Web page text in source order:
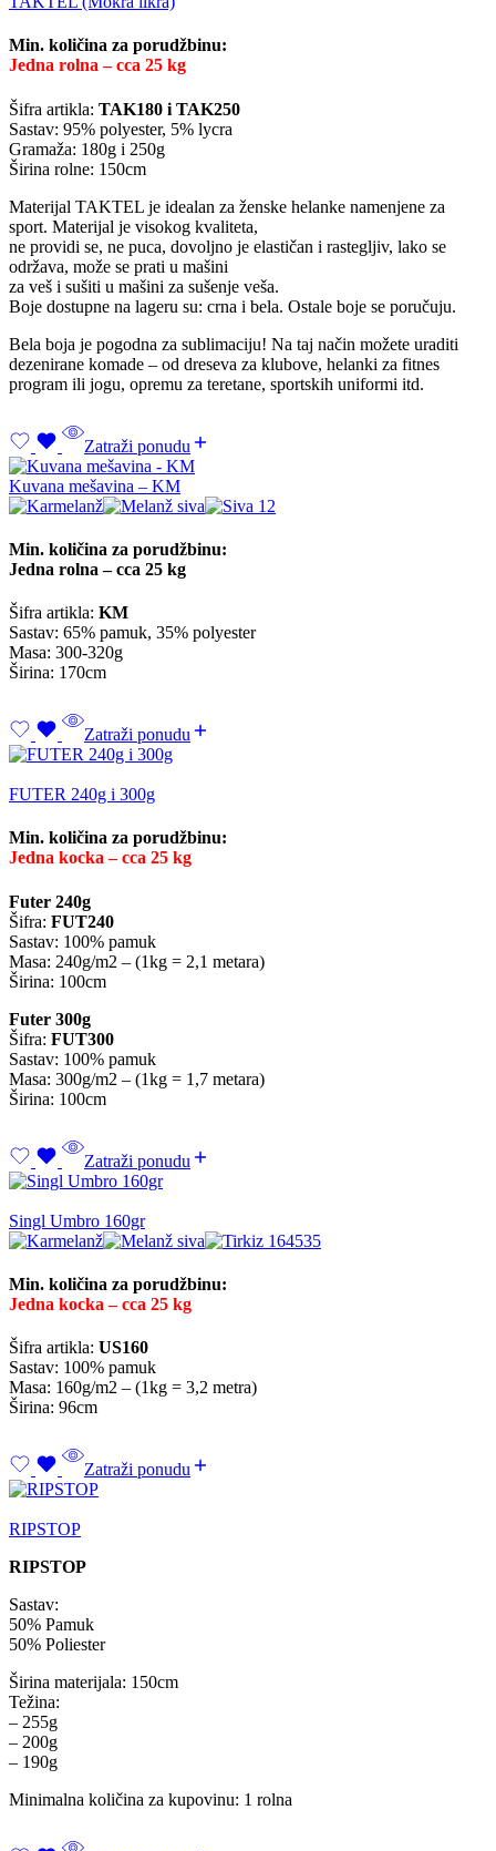
Min. količina za porudžbinu:
Jedna rolna – cca 25 kg
Šifra artikla: TAK180 i TAK250
Sastav: 95% polyester, 5% lycra
Gramaža: 180g i 250g
Širina rolne: 150cm
Materijal TAKTEL je idealan za ženske helanke namenjene za
sport. Materijal je visokog kvaliteta,
ne providi se, ne puca, dovoljno je elastičan i rastegljiv, lako se
održava, može se prati u mašini
za veš i sušiti u mašini za sušenje veša.
Boje dostupne na lageru su: crna i bela. Ostale boje se poručuju.
Bela boja je pogodna za sublimaciju! Na taj način možete uraditi
dezenirane komade – od dreseva za klubove, helanki za fitnes
program ili jogu, opremu za teretane, sportskih uniformi itd.
Zatraži ponudu
Kuvana mešavina – KM
Min. količina za porudžbinu:
Jedna rolna – cca 25 kg
Šifra artikla: KM
Sastav: 65% pamuk, 35% polyester
Masa: 300-320g
Širina: 170cm
Zatraži ponudu
FUTER 240g i 300g
Min. količina za porudžbinu:
Jedna kocka – cca 25 kg
Futer 240g
Šifra: FUT240
Sastav: 100% pamuk
Masa: 240g/m2 – (1kg = 2,1 metara)
Širina: 100cm
Futer 300g
Šifra: FUT300
Sastav: 100% pamuk
Masa: 300g/m2 – (1kg = 1,7 metara)
Širina: 100cm
Zatraži ponudu
Singl Umbro 160gr
Min. količina za porudžbinu:
Jedna kocka – cca 25 kg
Šifra artikla: US160
Sastav: 100% pamuk
Masa: 160g/m2 – (1kg = 3,2 metra)
Širina: 96cm
Zatraži ponudu
RIPSTOP
RIPSTOP
Sastav:
50% Pamuk
50% Poliester
Širina materijala: 150cm
Težina:
– 255g
– 200g
– 190g
Minimalna količina za kupovinu: 1 rolna